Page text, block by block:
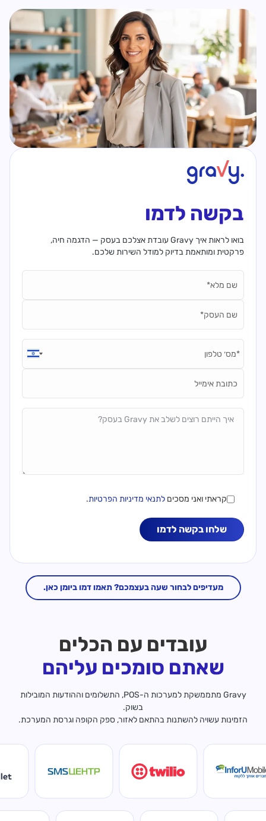
בקשה לדמו
בואו לראות איך Gravy עובדת אצלכם בעסק — הדגמה חיה,
פרקטית ומותאמת בדיוק למודל השירות שלכם.
Your Name*
Business Name*
Phone number*
Email
Message
קראתי ואני מסכים לתנאי מדיניות הפרטיות.
מעדיפים לבחור שעה בעצמכם? תאמו דמו ביומן כאן.
עובדים עם הכלים
שאתם סומכים עליהם
Gravy מתממשקת למערכות ה-POS, התשלומים וההודעות המובילות
בשוק.
הזמינות עשויה להשתנות בהתאם לאזור, ספק הקופה וגרסת המערכת.